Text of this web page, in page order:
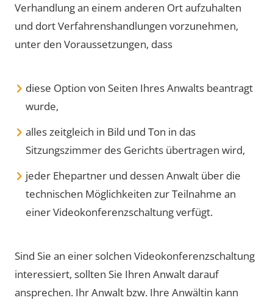
Verhandlung an einem anderen Ort aufzuhalten
und dort Verfahrenshandlungen vorzunehmen,
unter den Voraussetzungen, dass
diese Option von Seiten Ihres Anwalts beantragt
wurde,
alles zeitgleich in Bild und Ton in das
Sitzungszimmer des Gerichts übertragen wird,
jeder Ehepartner und dessen Anwalt über die
technischen Möglichkeiten zur Teilnahme an
einer Videokonferenzschaltung verfügt.
Sind Sie an einer solchen Videokonferenzschaltung
interessiert, sollten Sie Ihren Anwalt darauf
ansprechen. Ihr Anwalt bzw. Ihre Anwältin kann